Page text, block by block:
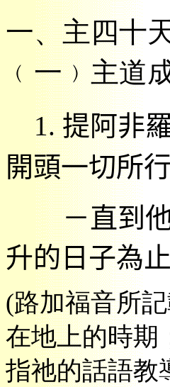
一、主四十
﹙ 一﹚主道
1.提阿非
開頭一切所
－直到
升的日子為止
(路加福音所
在地上的時期
指祂的話語教